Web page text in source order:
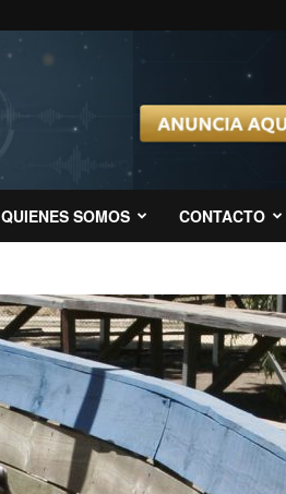
QUIENES SOMOS CONTACTO